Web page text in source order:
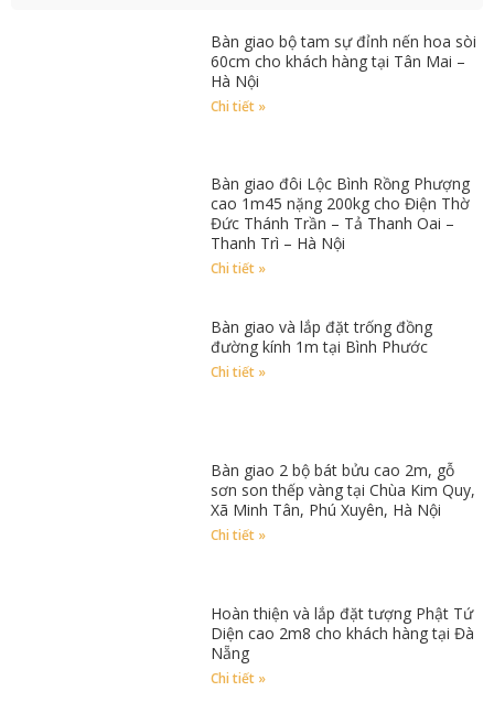
Bàn giao bộ tam sự đỉnh nến hoa sòi
60cm cho khách hàng tại Tân Mai –
Hà Nội
Chi tiết »
Bàn giao đôi Lộc Bình Rồng Phượng
cao 1m45 nặng 200kg cho Điện Thờ
Đức Thánh Trần – Tả Thanh Oai –
Thanh Trì – Hà Nội
Chi tiết »
Bàn giao và lắp đặt trống đồng
đường kính 1m tại Bình Phước
Chi tiết »
Bàn giao 2 bộ bát bửu cao 2m, gỗ
sơn son thếp vàng tại Chùa Kim Quy,
Xã Minh Tân, Phú Xuyên, Hà Nội
Chi tiết »
Hoàn thiện và lắp đặt tượng Phật Tứ
Diện cao 2m8 cho khách hàng tại Đà
Nẵng
Chi tiết »